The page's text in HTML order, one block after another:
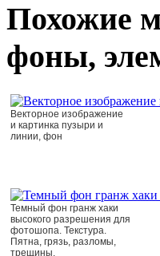
Похожие
фоны,
Векторное изображение
и картинка пузыри и
линии, фон
Темный фон гранж хаки
высокого разрешения для
фотошопа. Текстура.
Пятна, грязь, разломы,
трещины.